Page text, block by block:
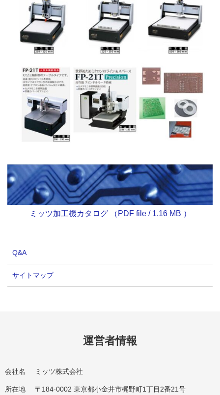
ミッツ加工機カタログ （PDF file / 1.16 MB ）
Q&A
サイトマップ
運営者情報
会社名 ミッツ株式会社
所在地 〒184-0002 東京都小金井市梶野町1丁目2番21号